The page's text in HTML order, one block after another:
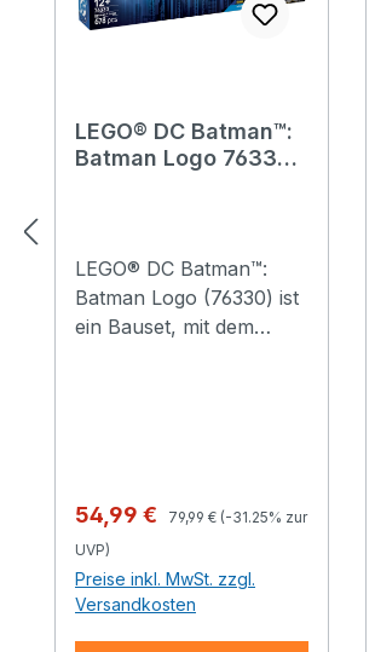
LEGO® DC Batman™:
Batman Logo 76330 -
LEGO® DC Batman™:
Batman Logo (76330) ist
ein Bauset, mit dem
Batman, stellt diese
Zimmerdeko zum
Sammeln das legendäre
Signal mit 2 Minifiguren
und jeder Menge
Zubehör dar. Stell das
Verkaufspreis:
54,99 € Regulärer Preis:
79,99 € (-31.25% zur
UVP)
Preise inkl. MwSt. zzgl.
Versandkosten